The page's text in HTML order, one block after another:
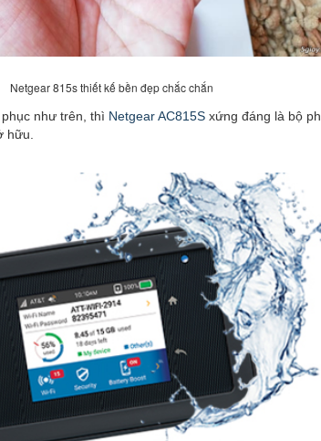
Netgear 815s thiết kế bền đẹp chắc chắn
như trên, thì Netgear AC815Sxứng đáng là bộ
hữu.